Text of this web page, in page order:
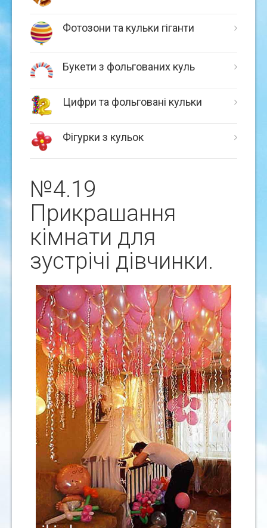
Фотозони та кульки гіганти
Букети з фольгованих куль
Цифри та фольговані кульки
Фігурки з кульок
№4.19
Прикрашання
кімнати для
зустрічі дівчинки.